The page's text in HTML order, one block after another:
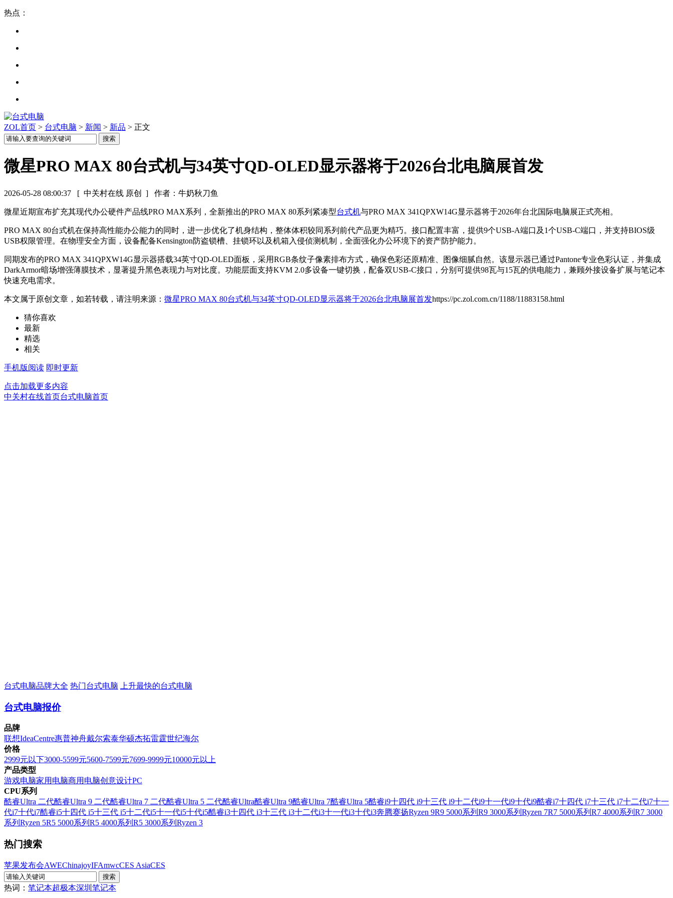
热点：
ZOL首页 > 台式电脑 > 新闻 > 新品 > 正文
微星PRO MAX 80台式机与34英寸QD-OLED显示器将于2026台北电脑展首发
2026-05-28 08:00:37 [ 中关村在线 原创 ] 作者：牛奶秋刀鱼
微星近期宣布扩充其现代办公硬件产品线PRO MAX系列，全新推出的PRO MAX 80系列紧凑型台式机与PRO MAX 341QPXW14G显示器将于2026年台北国际电脑展正式亮相。
PRO MAX 80台式机在保持高性能办公能力的同时，进一步优化了机身结构，整体体积较同系列前代产品更为精巧。接口配置丰富，提供9个USB-A端口及1个USB-C端口，并支持BIOS级
USB权限管理。在物理安全方面，设备配备Kensington防盗锁槽、挂锁环以及机箱入侵侦测机制，全面强化办公环境下的资产防护能力。
同期发布的PRO MAX 341QPXW14G显示器搭载34英寸QD-OLED面板，采用RGB条纹子像素排布方式，确保色彩还原精准、图像细腻自然。该显示器已通过Pantone专业色彩认证，并集成
DarkArmor暗场增强薄膜技术，显著提升黑色表现力与对比度。功能层面支持KVM 2.0多设备一键切换，配备双USB-C接口，分别可提供98瓦与15瓦的供电能力，兼顾外接设备扩展与笔记本
快速充电需求。
本文属于原创文章，如若转载，请注明来源： 微星PRO MAX 80台式机与34英寸QD-OLED显示器将于2026台北电脑展首发https://pc.zol.com.cn/1188/11883158.html
猜你喜欢
最新
精选
相关
手机版阅读 即时更新
点击加载更多内容
中关村在线首页台式电脑首页
台式电脑品牌大全 热门台式电脑 上升最快的台式电脑
台式电脑报价
品牌
联想IdeaCentre惠普神舟戴尔索泰华硕杰拓雷霆世纪海尔
价格
2999元以下3000-5599元5600-7599元7699-9999元10000元以上
产品类型
游戏电脑家用电脑商用电脑创意设计PC
CPU系列
酷睿Ultra 二代酷睿Ultra 9 二代酷睿Ultra 7 二代酷睿Ultra 5 二代酷睿Ultra酷睿Ultra 9酷睿Ultra 7酷睿Ultra 5酷睿i9十四代 i9十三代 i9十二代i9十一代i9十代i9酷睿i7十四代 i7十三代 i7十二代i7十一
代i7十代i7酷睿i5十四代 i5十三代 i5十二代i5十一代i5十代i5酷睿i3十四代 i3十三代 i3十二代i3十一代i3十代i3奔腾赛扬Ryzen 9R9 5000系列 R9 3000系列 Ryzen 7R7 5000系列 R7 4000系列 R7 3000
系列 Ryzen 5R5 5000系列 R5 4000系列 R5 3000系列 Ryzen 3
热门搜索
苹果发布会AWEChinajoyIFAmwcCES AsiaCES
热词： 笔记本超极本深圳笔记本